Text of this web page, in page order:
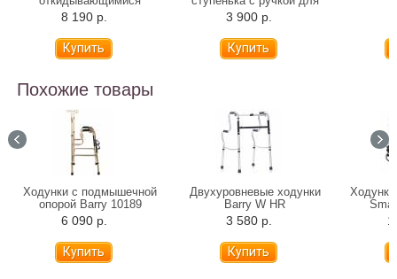
поручнями Barry 10583
8 190 р.
ванны 10222H
3 900 р.
Похожие товары
Ходунки с подмышечной
опорой Barry 10189
6 090 р.
Двухуровневые ходунки
Barry W HR
3 580 р.